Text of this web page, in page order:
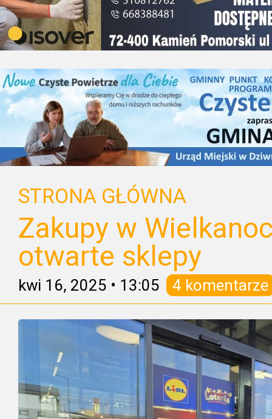
STRONA GŁÓWNA
Zakupy w
otwarte sklepy
kwi 16, 2025 • 13:05 4 komentarze